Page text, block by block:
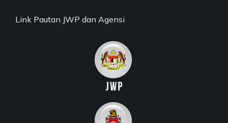
Link Pautan JWP dan Agensi